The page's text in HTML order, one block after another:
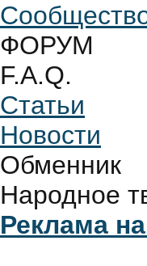
ФОРУМ
F.A.Q.
Статьи
Новости
Обменник
Народное
Реклама